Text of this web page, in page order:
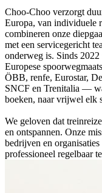
Choo-Choo verzorgt
Europa, van individuele
combineren onze
met een servicegericht
onderweg is. Sinds
Europese
ÖBB, renfe, Eurostar,
SNCF en Trenitalia —
boeken, naar vrijwel elk
We geloven dat
en ontspannen. Onze
bedrijven en
professioneel regelbaar